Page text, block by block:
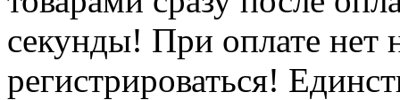
секунды! При оплате нет
регистрироваться!